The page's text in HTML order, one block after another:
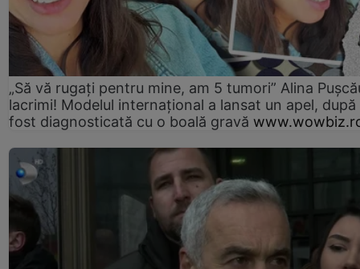
„Să vă rugați pentru mine, am 5 tumori” Alina
lacrimi! Modelul internațional a lansat un apel, după
fost diagnosticată cu o boală gravă